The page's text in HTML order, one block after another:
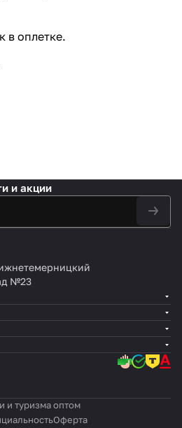
в оплетке.
и акции
№23
и туризма оптом
Оферта